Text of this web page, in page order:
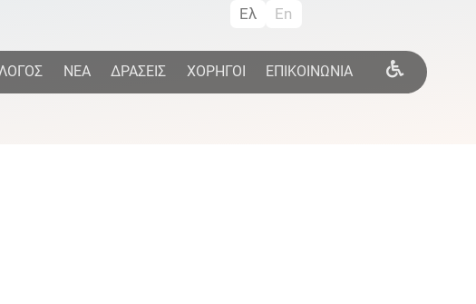
ΝΕΑ ΔΡΑΣΕΙΣ ΧΟΡΗΓΟΙ ΕΠΙΚΟΙΝΩΝΙΑ
Ελ En